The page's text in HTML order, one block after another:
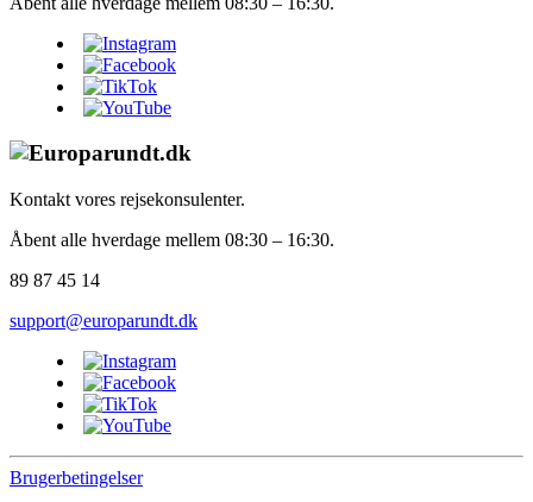
Kontakt vores rejsekonsulenter.
Åbent alle hverdage mellem 08:30 – 16:30.
89 87 45 14
support@europarundt.dk
Brugerbetingelser